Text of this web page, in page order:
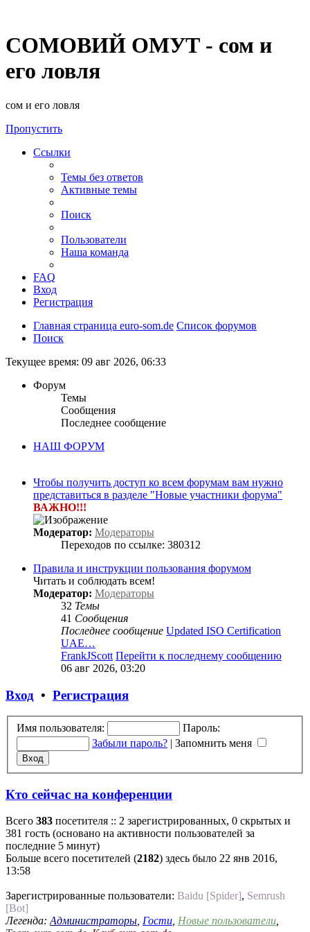
СОМОВИЙ ОМУТ - сом и
его ловля
сом и его ловля
Пропустить
Ссылки
Темы без ответов
Активные темы
Поиск
Пользователи
Наша команда
FAQ
Вход
Регистрация
Главная страница euro-som.de Список форумов
Поиск
Текущее время: 09 авг 2026, 06:33
Форум
Темы
Сообщения
Последнее сообщение
НАШ ФОРУМ
Чтобы получить доступ ко всем форумам вам нужно
представиться в разделе "Новые участники форума"
ВАЖНО!!!
Модератор: Модераторы
Переходов по ссылке: 380312
Правила и инструкции пользования форумом
Читать и соблюдать всем!
Модератор: Модераторы
32 Темы
41 Сообщения
Последнее сообщение Updated ISO Certification
UAE…
FrankJScott Перейти к последнему сообщению
06 авг 2026, 03:20
Вход • Регистрация
Имя пользователя:
Пароль:
Забыли пароль? | Запомнить меня
Кто сейчас на конференции
Всего 383 посетителя :: 2 зарегистрированных, 0 скрытых и
381 гость (основано на активности пользователей за
последние 5 минут)
Больше всего посетителей (2182) здесь было 22 янв 2016,
13:58
Зарегистрированные пользователи: Baidu [Spider], Semrush
[Bot]
Легенда: Администраторы Гости Новые пользователи